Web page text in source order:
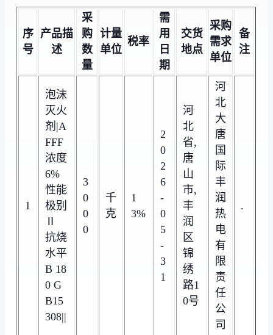
序
号
产品描
述
采
购
数
量
计量
单位
税率
需
用
日
期
交货
地点
采购
需求
单位
备
注
1
泡沫
灭火
剂|A
FFF
浓度
6%
性能
极别
抗烧
水平
B 18
0 G
B15
308||
3
0
0
0
千
克
1
3%
2
0
2
6
-
0
5
-
3
1
河
北
省,
唐
山
市,
丰
润
区
锦
绣
路1
0号
河
北
大
唐
国
际
丰
润
热
电
有
限
责
任
公
司
.